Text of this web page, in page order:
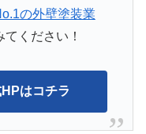
の外壁塗装業
ください！
はコチラ